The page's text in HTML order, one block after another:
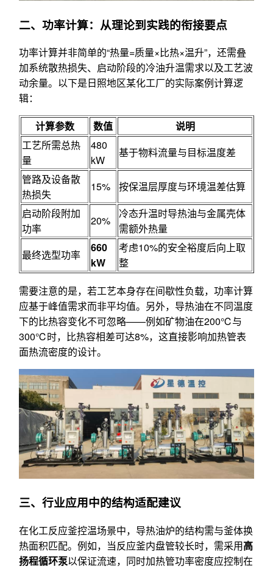
二、功率计算：从理论到实践的衔接要点
功率计算并非简单的“热量=质量×比热×温升”，还需叠
加系统散热损失、启动阶段的冷油升温需求以及工艺波
动余量。以下是日照地区某化工厂的实际案例计算逻
辑：
计算参数
数值
说明
工艺所需总热
量
480
kW
基于物料流量与目标温度差
管路及设备散
热损失
15%
按保温层厚度与环境温差估算
启动阶段附加
功率
20%
冷态升温时导热油与金属壳体
需额外热量
最终选型功率
660
kW
考虑10%的安全裕度后向上取
整
需要注意的是，若工艺本身存在间歇性负载，功率计算
应基于峰值需求而非平均值。另外，导热油在不同温度
下的比热容变化不可忽略——例如矿物油在200℃与
300℃时，比热容相差可达8%，这直接影响加热管表
面热流密度的设计。
三、行业应用中的结构适配建议
在化工反应釜控温场景中，导热油炉的结构需与釜体换
热面积匹配。例如，当反应釜内盘管较长时，需采用高
扬程循环泵以保证流速，同时加热管功率密度应控制在